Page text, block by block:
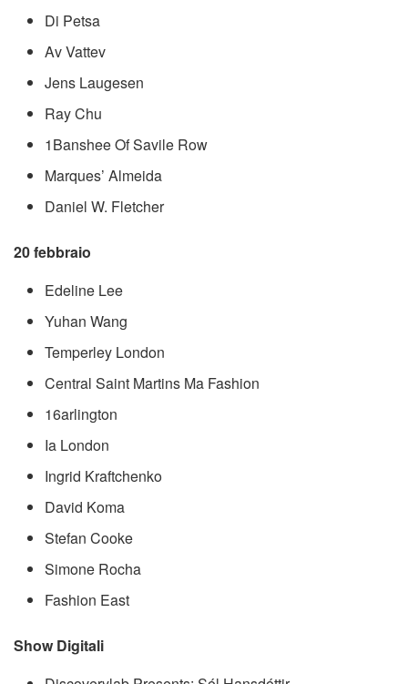
Di Petsa
Av Vattev
Jens Laugesen
Ray Chu
1Banshee Of Savile Row
Marques’ Almeida
Daniel W. Fletcher
20 febbraio
Edeline Lee
Yuhan Wang
Temperley London
Central Saint Martins Ma Fashion
16arlington
Ia London
Ingrid Kraftchenko
David Koma
Stefan Cooke
Simone Rocha
Fashion East
Show Digitali